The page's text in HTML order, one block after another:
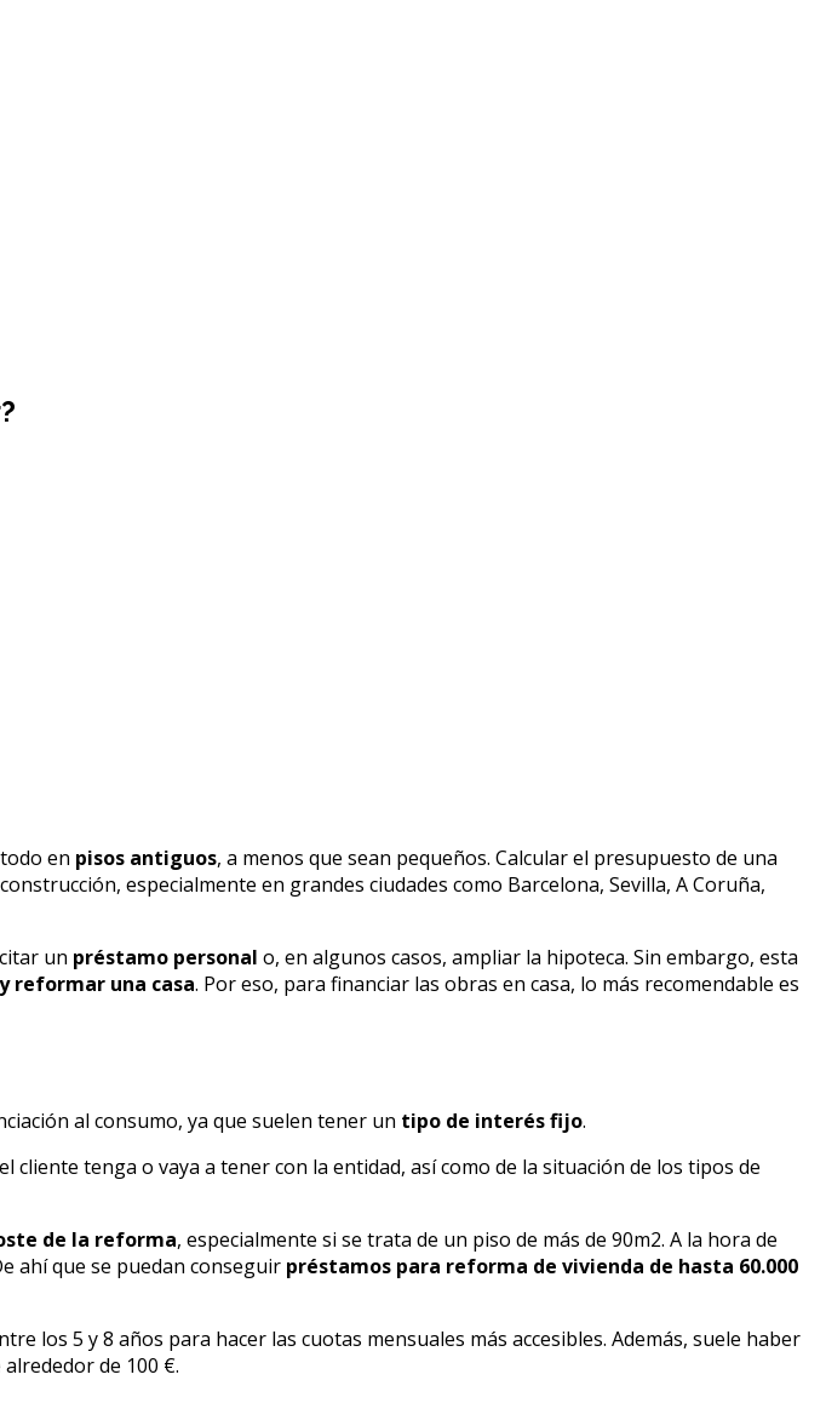
en pisos antiguos, a menos que sean pequeños. Calcular el presupuesto de una
especialmente en grandes ciudades como Barcelona, Sevilla, A Coruña,
un préstamo personal o, en algunos casos, ampliar la hipoteca. Sin embargo, esta
reformar una casa. Por eso, para financiar las obras en casa, lo más recomendable es
al consumo, ya que suelen tener un tipo de interés fijo.
tenga o vaya a tener con la entidad, así como de la situación de los tipos de
de la reforma, especialmente si se trata de un piso de más de 90m2. A la hora de
ahí que se puedan conseguir préstamos para reforma de vivienda de hasta 60.000
los 5 y 8 años para hacer las cuotas mensuales más accesibles. Además, suele haber
de 100 €.